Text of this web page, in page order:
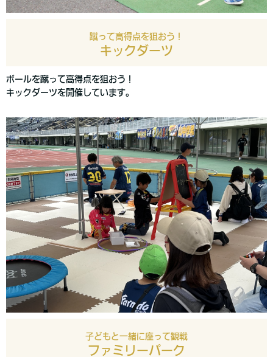
蹴って高得点を狙おう！
キックダーツ
ボールを蹴って高得点を狙おう！
キックダーツを開催しています。
子どもと一緒に座って観戦
ファミリーパーク